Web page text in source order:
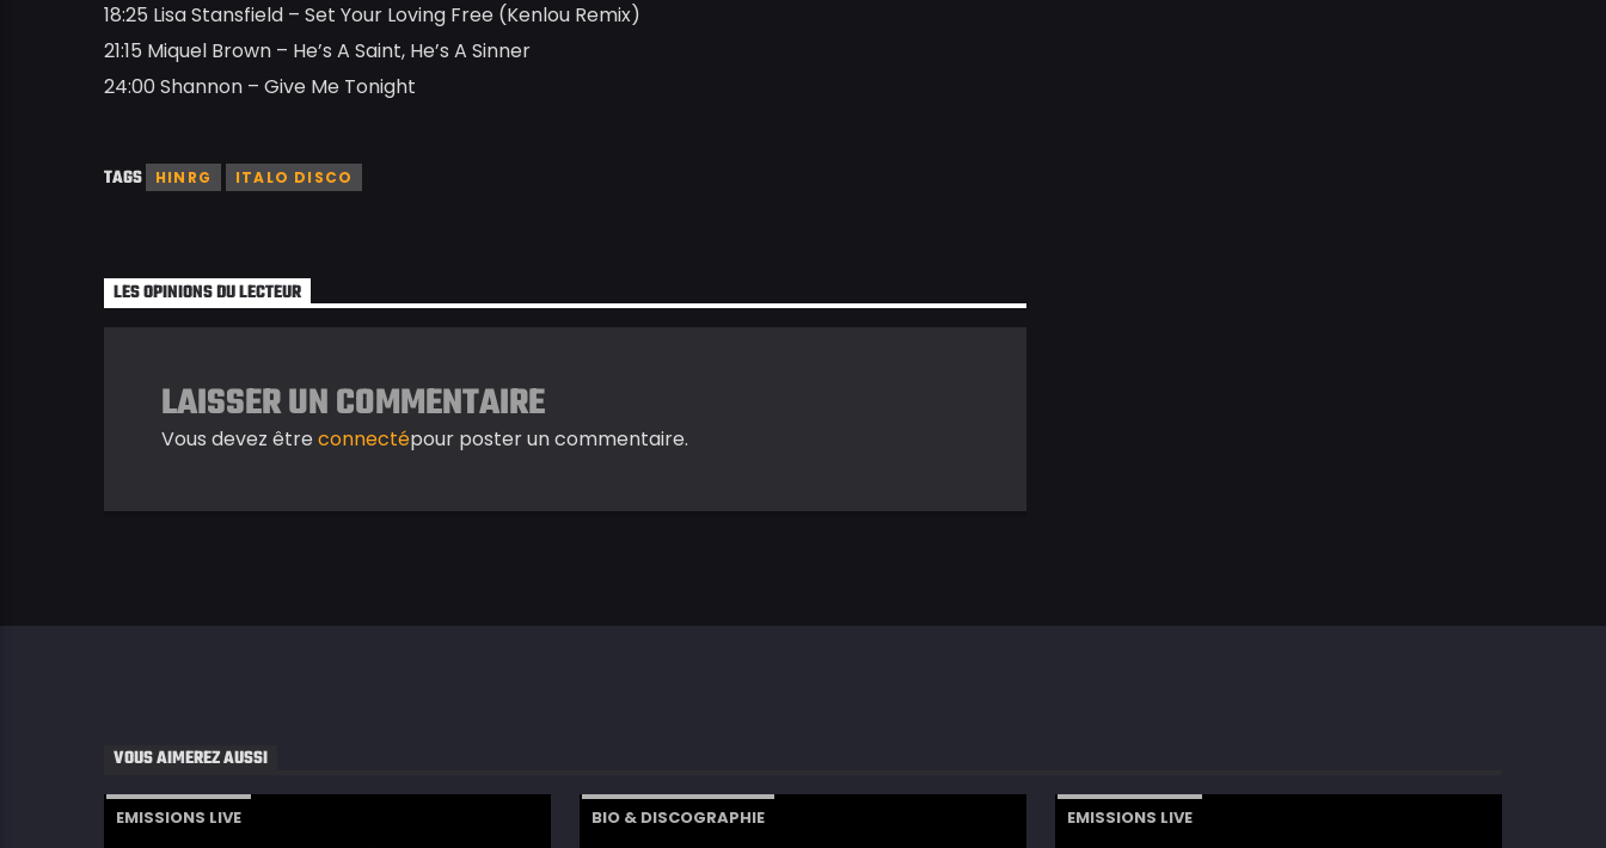
18:25 Lisa Stansfield – Set Your Loving Free (Kenlou Remix)
21:15 Miquel Brown – He’s A Saint, He’s A Sinner
24:00 Shannon – Give Me Tonight
TAGS HINRG ITALO DISCO
LES OPINIONS DU LECTEUR
LAISSER UN COMMENTAIRE
Vous devez être connectépour poster un commentaire.
VOUS AIMEREZ AUSSI
EMISSIONS LIVE BIO & DISCOGRAPHIE EMISSIONS LIVE